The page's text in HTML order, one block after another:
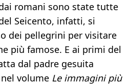
romani sono state tutte
Seicento, infatti, si
dei pellegrini per visitare
più famose. E ai primi del
dal padre gesuita
nel volume Le immagini più